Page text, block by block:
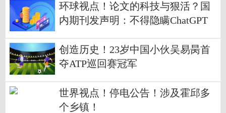
环球视点！论文的科技与狠活？国
内期刊发声明：不得隐瞒ChatGPT
创造历史！23岁中国小伙吴易昺首
夺ATP巡回赛冠军
世界视点！停电公告！涉及霍邱多
个乡镇！